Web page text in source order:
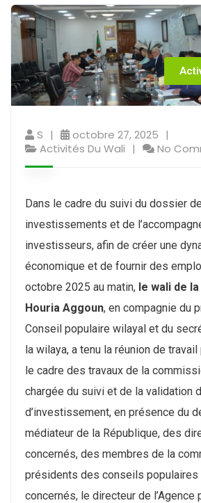
S
octobre 27, 2025
Activités Du Wali
No
Dans le cadre du suivi du dossier
investissements et de
investisseurs, afin de créer une
économique et de fournir des
octobre 2025 au matin, le wali de
Houria Aggoun, en compagnie du
Conseil populaire wilayal et du
la wilaya, a tenu la réunion de
le cadre des travaux de la
chargée du suivi et de la validation
d’investissement, en présence du
médiateur de la République, des
concernés, des membres de la
présidents des conseils populaires
concernés, le directeur de l’Agence